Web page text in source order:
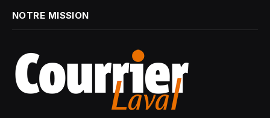
NOTRE MISSION